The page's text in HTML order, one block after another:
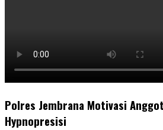
Polres Jembrana Motivasi
Hypnopresisi